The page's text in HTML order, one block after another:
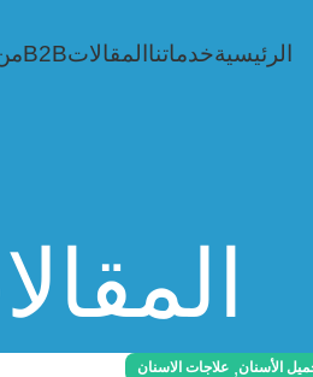
الرئيسيةخدماتنا المقالاتB2B
الأسنان,علاجات الاسنان